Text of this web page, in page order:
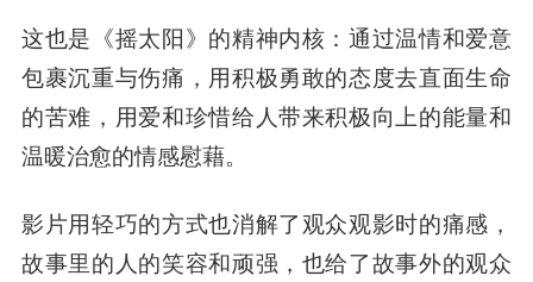
这也是《摇太阳》的精神内核：通过温情和爱意
包裹沉重与伤痛，用积极勇敢的态度去直面生命
的苦难，用爱和珍惜给人带来积极向上的能量和
温暖治愈的情感慰藉。
影片用轻巧的方式也消解了观众观影时的痛感，
故事里的人的笑容和顽强，也给了故事外的观众